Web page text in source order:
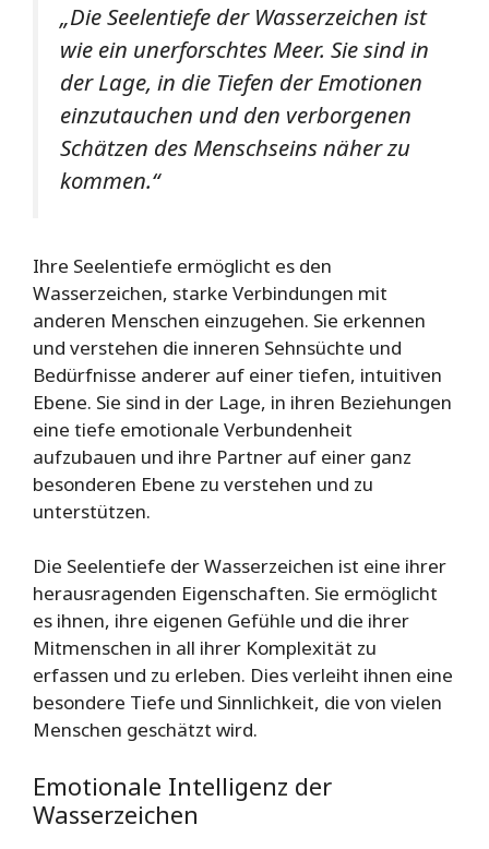
„Die Seelentiefe der Wasserzeichen ist
wie ein unerforschtes Meer. Sie sind in
der Lage, in die Tiefen der Emotionen
einzutauchen und den verborgenen
Schätzen des Menschseins näher zu
kommen.“
Ihre Seelentiefe ermöglicht es den
Wasserzeichen, starke Verbindungen mit
anderen Menschen einzugehen. Sie erkennen
und verstehen die inneren Sehnsüchte und
Bedürfnisse anderer auf einer tiefen, intuitiven
Ebene. Sie sind in der Lage, in ihren Beziehungen
eine tiefe emotionale Verbundenheit
aufzubauen und ihre Partner auf einer ganz
besonderen Ebene zu verstehen und zu
unterstützen.
Die Seelentiefe der Wasserzeichen ist eine ihrer
herausragenden Eigenschaften. Sie ermöglicht
es ihnen, ihre eigenen Gefühle und die ihrer
Mitmenschen in all ihrer Komplexität zu
erfassen und zu erleben. Dies verleiht ihnen eine
besondere Tiefe und Sinnlichkeit, die von vielen
Menschen geschätzt wird.
Emotionale Intelligenz der
Wasserzeichen